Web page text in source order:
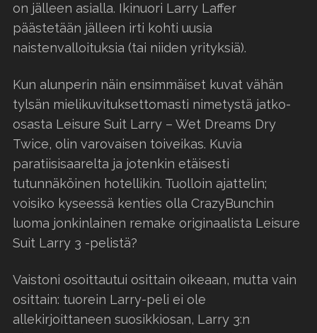
on jälleen asialla. Ikinuori Larry Laffer
päästetään jälleen irti kohti uusia
naistenvalloituksia (tai niiden yrityksiä).
Kun alunperin näin ensimmäiset kuvat vähän
tylsän mielikuvituksettomasti nimetystä jatko-
osasta Leisure Suit Larry – Wet Dreams Dry
Twice, olin varovaisen toiveikas. Kuvia
paratiisisaarelta ja jotenkin etäisesti
tutunnäköinen hotellikin. Tuolloin ajattelin;
voisiko kyseessä kenties olla CrazyBunchin
luoma jonkinlainen remake originaalista Leisure
Suit Larry 3 -pelistä?
Vaistoni osoittautui osittain oikeaan, mutta vain
osittain: tuorein Larry-peli ei ole
allekirjoittaneen suosikkiosan, Larry 3:n